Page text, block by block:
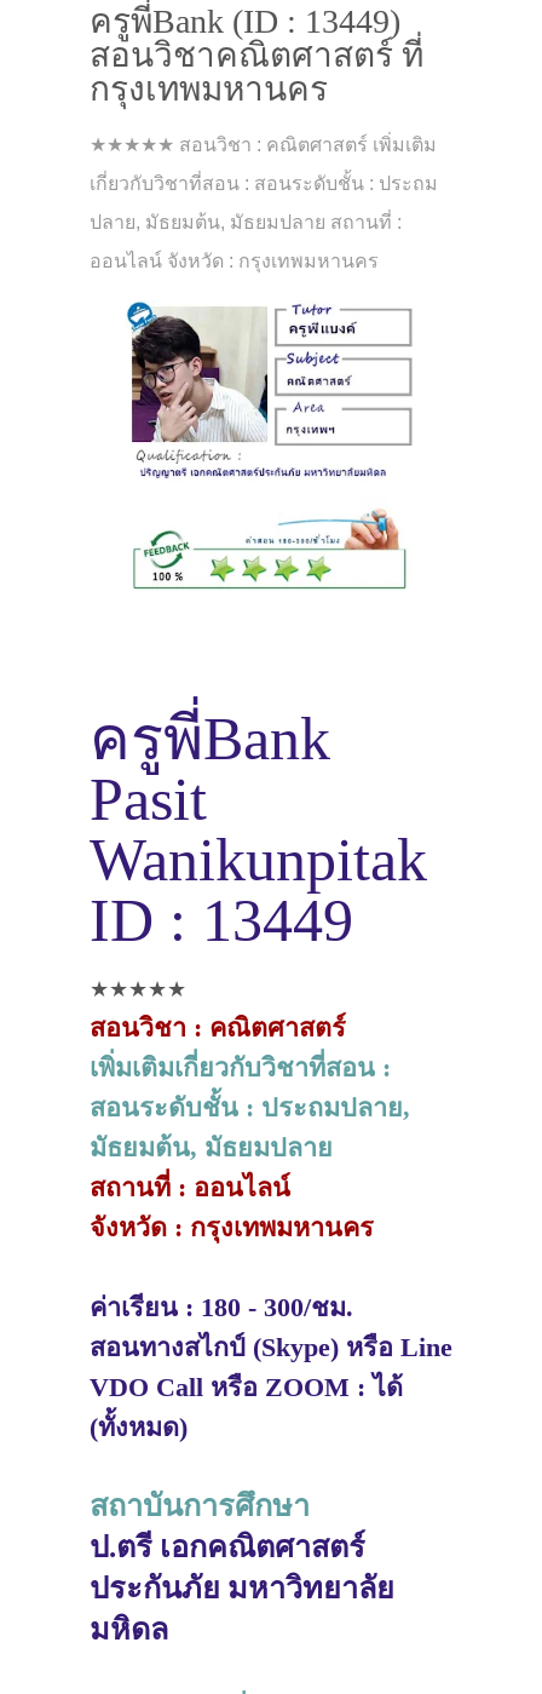
ครูพี่Bank (ID : 13449)
สอนวิชาคณิตศาสตร์ ที่
กรุงเทพมหานคร
★★★★★ สอนวิชา : คณิตศาสตร์ เพิ่มเติม
เกี่ยวกับวิชาที่สอน : สอนระดับชั้น : ประถม
ปลาย, มัธยมต้น, มัธยมปลาย สถานที่ :
ออนไลน์ จังหวัด : กรุงเทพมหานคร
ครูพี่Bank
Pasit
Wanikunpitak
ID : 13449
★★★★★
สอนวิชา : คณิตศาสตร์
เพิ่มเติมเกี่ยวกับวิชาที่สอน :
สอนระดับชั้น : ประถมปลาย,
มัธยมต้น, มัธยมปลาย
สถานที่ : ออนไลน์
จังหวัด : กรุงเทพมหานคร
ค่าเรียน : 180 - 300/ชม.
สอนทางสไกป์ (Skype) หรือ Line
VDO Call หรือ ZOOM : ได้
(ทั้งหมด)
สถาบันการศึกษา
ป.ตรี เอกคณิตศาสตร์
ประกันภัย มหาวิทยาลัย
มหิดล